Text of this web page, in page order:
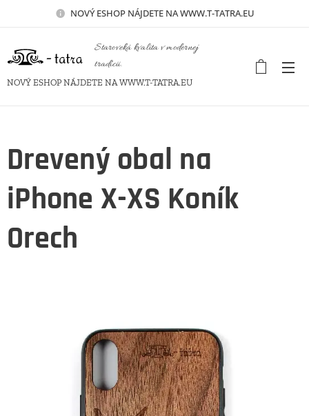
NOVÝESHOP NÁJDETE NA WWW.T-TATRA.EU
Staroveká kvalita v modernej
tradícii.
NOVÝ ESHOP NÁJDETE NA WWW.T-TATRA.EU
Drevený obal na
iPhone X-XS Koník
Orech